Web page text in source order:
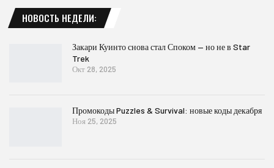
НОВОСТЬ НЕДЕЛИ:
Закари Куинто снова стал Споком — но не в Star
Trek
Окт 28, 2025
Промокоды Puzzles & Survival: новые коды декабря
Ноя 25, 2025